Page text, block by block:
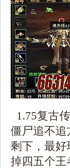
1.75复古
僵尸追不
剩下，最
掉四五个王